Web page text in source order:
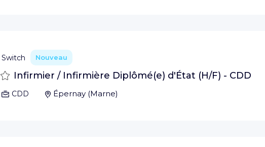
Switch Nouveau
Sauvegarder
Infirmier / Infirmière Diplômé(e) d'État (H/F) - CDD
CDD Épernay(Marne)